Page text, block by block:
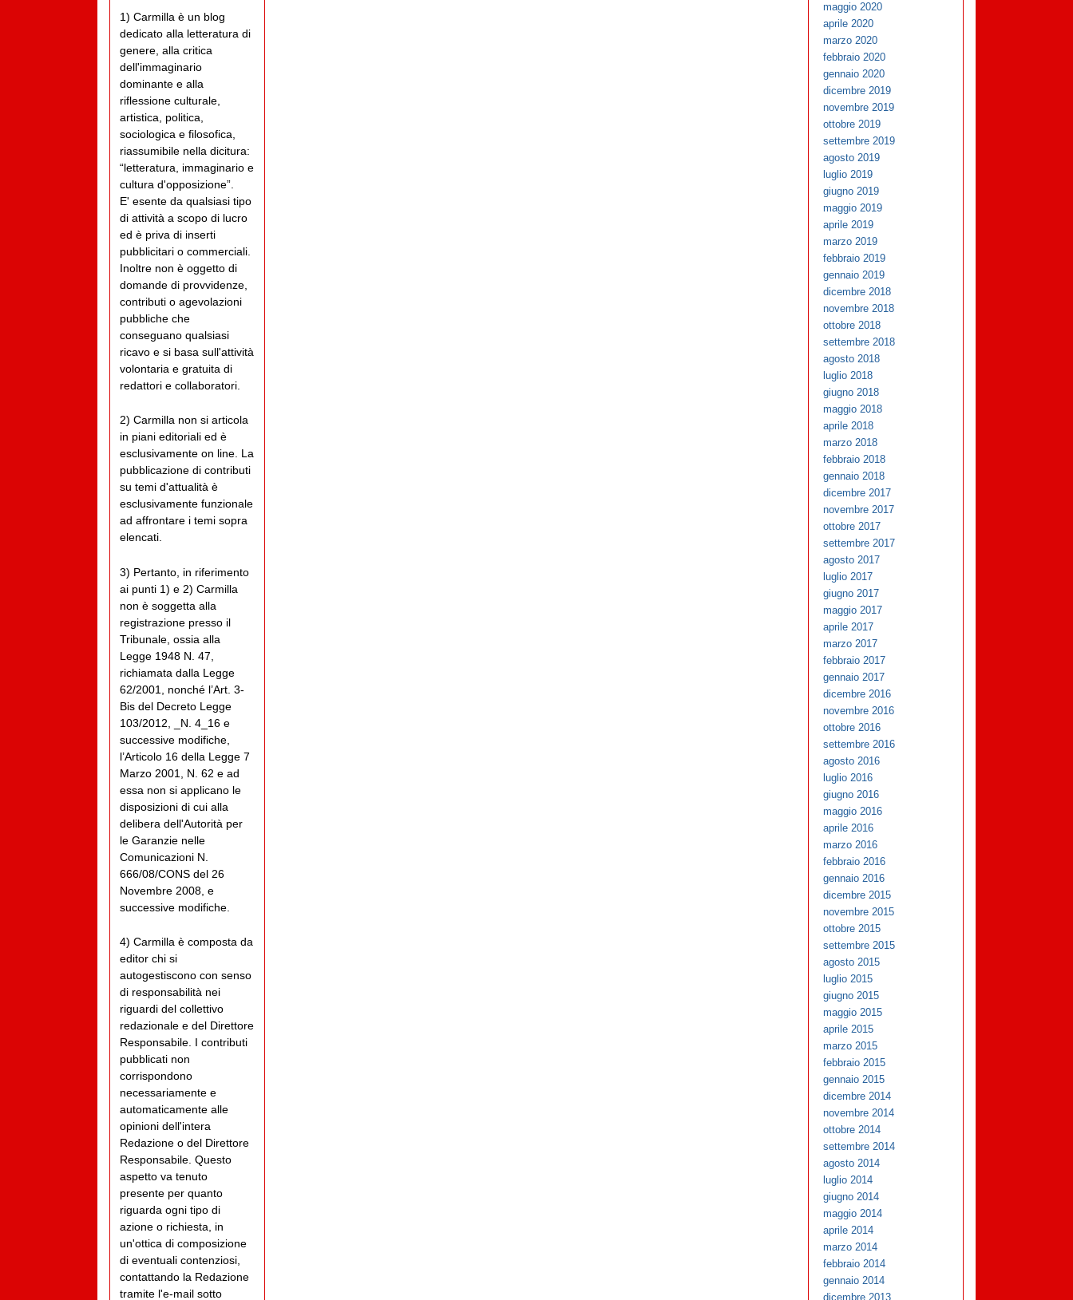
1) Carmilla è un blog
dedicato alla letteratura di
genere, alla critica
dell'immaginario
dominante e alla
riflessione culturale,
artistica, politica,
sociologica e filosofica,
riassumibile nella dicitura:
“letteratura, immaginario e
cultura d'opposizione”.
E' esente da qualsiasi tipo
di attività a scopo di lucro
ed è priva di inserti
pubblicitari o commerciali.
Inoltre non è oggetto di
domande di provvidenze,
contributi o agevolazioni
pubbliche che
conseguano qualsiasi
ricavo e si basa sull'attività
volontaria e gratuita di
redattori e collaboratori.
2) Carmilla non si articola
in piani editoriali ed è
esclusivamente on line. La
pubblicazione di contributi
su temi d'attualità è
esclusivamente funzionale
ad affrontare i temi sopra
elencati.
3) Pertanto, in riferimento
ai punti 1) e 2) Carmilla
non è soggetta alla
registrazione presso il
Tribunale, ossia alla
Legge 1948 N. 47,
richiamata dalla Legge
62/2001, nonché l’Art. 3-
Bis del Decreto Legge
103/2012, _N. 4_16 e
successive modifiche,
l’Articolo 16 della Legge 7
Marzo 2001, N. 62 e ad
essa non si applicano le
disposizioni di cui alla
delibera dell'Autorità per
le Garanzie nelle
Comunicazioni N.
666/08/CONS del 26
Novembre 2008, e
successive modifiche.
4) Carmilla è composta da
editor chi si
autogestiscono con senso
di responsabilità nei
riguardi del collettivo
redazionale e del Direttore
Responsabile. I contributi
pubblicati non
corrispondono
necessariamente e
automaticamente alle
opinioni dell'intera
Redazione o del Direttore
Responsabile. Questo
aspetto va tenuto
presente per quanto
riguarda ogni tipo di
azione o richiesta, in
un'ottica di composizione
di eventuali contenziosi,
contattando la Redazione
tramite l'e-mail sotto
maggio 2020
aprile 2020
marzo 2020
febbraio 2020
gennaio 2020
dicembre 2019
novembre 2019
ottobre 2019
settembre 2019
agosto 2019
luglio 2019
giugno 2019
maggio 2019
aprile 2019
marzo 2019
febbraio 2019
gennaio 2019
dicembre 2018
novembre 2018
ottobre 2018
settembre 2018
agosto 2018
luglio 2018
giugno 2018
maggio 2018
aprile 2018
marzo 2018
febbraio 2018
gennaio 2018
dicembre 2017
novembre 2017
ottobre 2017
settembre 2017
agosto 2017
luglio 2017
giugno 2017
maggio 2017
aprile 2017
marzo 2017
febbraio 2017
gennaio 2017
dicembre 2016
novembre 2016
ottobre 2016
settembre 2016
agosto 2016
luglio 2016
giugno 2016
maggio 2016
aprile 2016
marzo 2016
febbraio 2016
gennaio 2016
dicembre 2015
novembre 2015
ottobre 2015
settembre 2015
agosto 2015
luglio 2015
giugno 2015
maggio 2015
aprile 2015
marzo 2015
febbraio 2015
gennaio 2015
dicembre 2014
novembre 2014
ottobre 2014
settembre 2014
agosto 2014
luglio 2014
giugno 2014
maggio 2014
aprile 2014
marzo 2014
febbraio 2014
gennaio 2014
dicembre 2013